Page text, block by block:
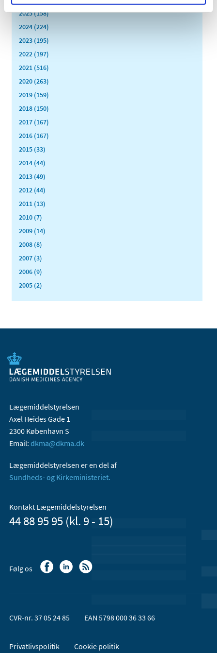
2025 (158)
2024 (224)
2023 (195)
2022 (197)
2021 (516)
2020 (263)
2019 (159)
2018 (150)
2017 (167)
2016 (167)
2015 (33)
2014 (44)
2013 (49)
2012 (44)
2011 (13)
2010 (7)
2009 (14)
2008 (8)
2007 (3)
2006 (9)
2005 (2)
Lægemiddelstyrelsen
Axel Heides Gade 1
2300 København S
Email: dkma@dkma.dk
Lægemiddelstyrelsen er en del af
Sundheds- og Kirkeministeriet.
Kontakt Lægemiddelstyrelsen
44 88 95 95 (kl. 9 - 15)
Følg os
CVR-nr. 37 05 24 85 EAN 5798 000 36 33 66
Privatlivspolitik
Cookie politik